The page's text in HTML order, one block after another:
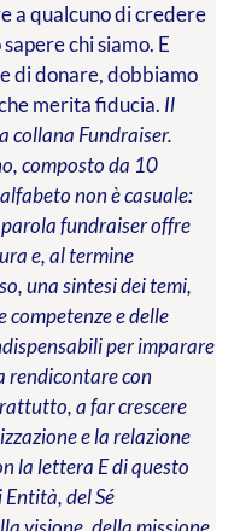
a qualcuno di credere
chi siamo. E
di donare, dobbiamo
merita fiducia. Il
collana Fundraiser.
composto da 10
non è casuale:
fundraiser offre
e, al termine
una sintesi dei temi,
competenze e delle
per imparare
rendicontare con
a far crescere
e la relazione
la lettera E di questo
del Sé